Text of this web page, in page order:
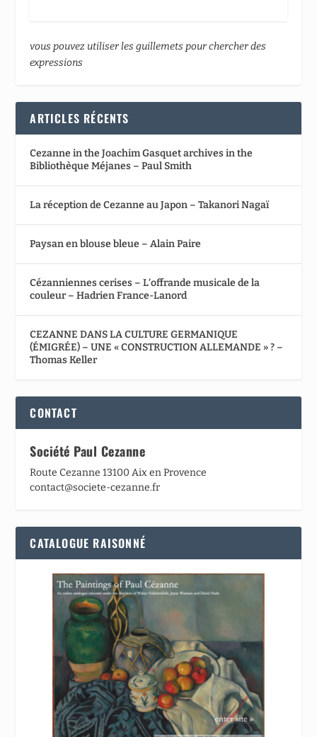
vous pouvez utiliser les guillemets pour chercher des
expressions
ARTICLES RÉCENTS
Cezanne in the Joachim Gasquet archives in the
Bibliothèque Méjanes – Paul Smith
La réception de Cezanne au Japon – Takanori Nagaï
Paysan en blouse bleue – Alain Paire
Cézanniennes cerises – L’offrande musicale de la
couleur – Hadrien France-Lanord
CEZANNE DANS LA CULTURE GERMANIQUE
(ÉMIGRÉE) – UNE « CONSTRUCTION ALLEMANDE » ? –
Thomas Keller
CONTACT
Société Paul Cezanne
Route Cezanne 13100 Aix en Provence
contact@societe-cezanne.fr
CATALOGUE RAISONNÉ